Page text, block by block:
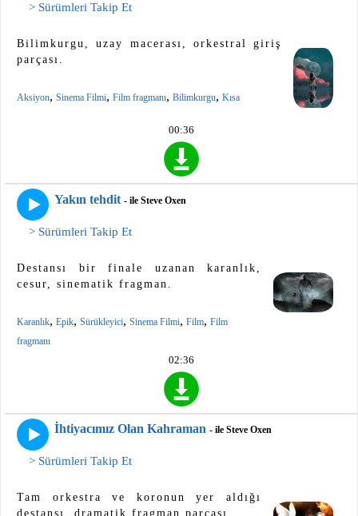
> Sürümleri Takip Et
Bilimkurgu, uzay macerası, orkestral giriş
parçası.
Aksiyon, Sinema Filmi, Film fragmanı, Bilimkurgu, Kısa
00:36
Yakın tehdit - ile Steve Oxen
> Sürümleri Takip Et
Destansı bir finale uzanan karanlık,
cesur, sinematik fragman.
Karanlık, Epik, Sürükleyici, Sinema Filmi, Film, Film
fragmanı
02:36
İhtiyacımız Olan Kahraman - ile Steve Oxen
> Sürümleri Takip Et
Tam orkestra ve koronun yer aldığı
destansı, dramatik fragman parçası.